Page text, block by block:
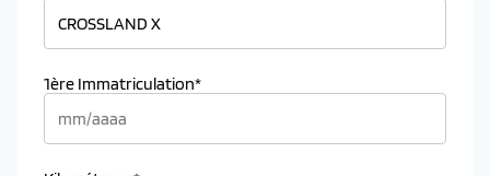
1ère Immatriculation*